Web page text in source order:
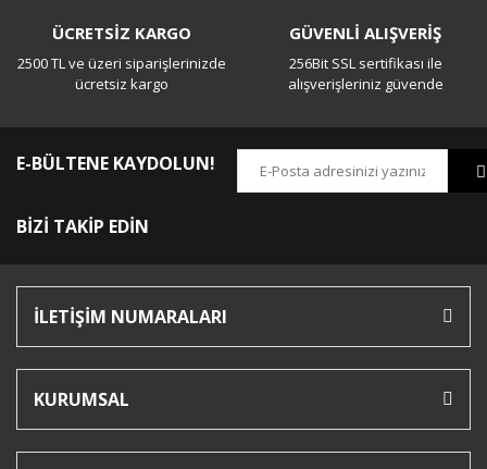
ÜCRETSİZ KARGO
2500 TL ve üzeri siparişlerinizde
ücretsiz kargo
GÜVENLİ ALIŞVERİŞ
256Bit SSL sertifikası ile
alışverişleriniz güvende
E-BÜLTENE KAYDOLUN!
BİZİ TAKİP EDİN
İLETİŞİM NUMARALARI
KURUMSAL